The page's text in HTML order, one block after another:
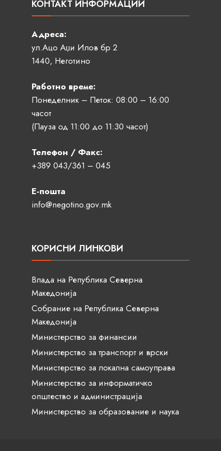
КОНТАКТ ИНФОРМАЦИИ
Адреса:
ул.Ацо Аџи Илов бр 2
1440, Неготино
Работно време:
Понеделник – Петок: 08:00 – 16:00
часот
(Пауза од 11:00 до 11:30 часот)
Телефон / Факс:
+389 043/361 – 045
Е-пошта
info@negotino.gov.mk
КОРИСНИ ЛИНКОВИ
Влада на Република Северна
Македонија
Собрание на Република Северна
Македонија
Министерство за финансии
Министерство за транспорт и врски
Министерство за локална самоуправа
Министерство за информатичко
општество и администрација
Министерство за образование и наука